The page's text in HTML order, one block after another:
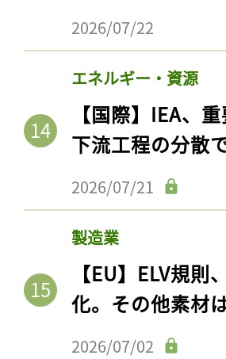
2026/07/22
エネルギー・資源
【国際】IEA、
下流工程の分散
2026/07/21
製造業
【EU】ELV規
化。その他素材
2026/07/02
記事をお
ロ